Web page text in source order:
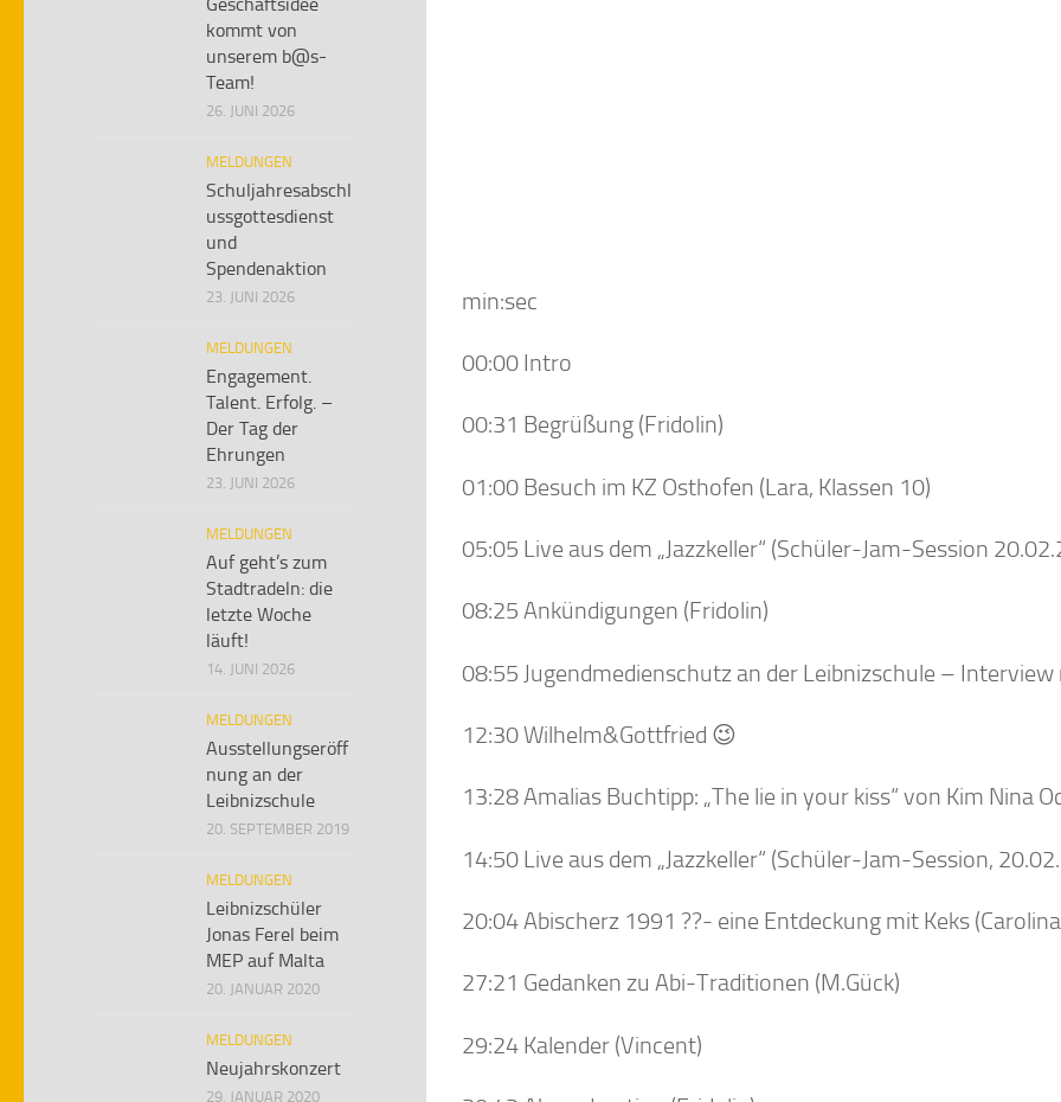
min:sec
00:00 Intro
00:31 Begrüßung (Fridolin)
01:00 Besuch im KZ Osthofen (Lara, Klassen 10)
05:05 Live aus dem „Jazzkeller“ (Schüler-Jam-Session
08:25 Ankündigungen (Fridolin)
08:55 Jugendmedienschutz an der Leibnizschule –
12:30 Wilhelm&Gottfried 😉
13:28 Amalias Buchtipp: „The lie in your kiss“ von Kim Nina
14:50 Live aus dem „Jazzkeller“ (Schüler-Jam-Session,
20:04 Abischerz 1991 ??- eine Entdeckung mit Keks
27:21 Gedanken zu Abi-Traditionen (M.Gück)
29:24 Kalender (Vincent)
kommt von
unserem b@s-
Team!
26. JUNI 2026
MELDUNGEN
Schuljahresabschl
ussgottesdienst
und
Spendenaktion
23. JUNI 2026
MELDUNGEN
Engagement.
Talent. Erfolg. –
Der Tag der
Ehrungen
23. JUNI 2026
MELDUNGEN
Auf geht’s zum
Stadtradeln: die
letzte Woche
läuft!
14. JUNI 2026
MELDUNGEN
Ausstellungseröff
nung an der
Leibnizschule
20. SEPTEMBER 2019
MELDUNGEN
Leibnizschüler
Jonas Ferel beim
MEP auf Malta
20. JANUAR 2020
MELDUNGEN
Neujahrskonzert
29. JANUAR 2020